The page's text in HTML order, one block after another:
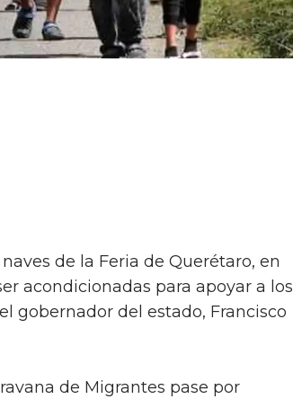
de la Feria de Querétaro, en
acondicionadas para apoyar a los
gobernador del estado, Francisco
de Migrantes pase por